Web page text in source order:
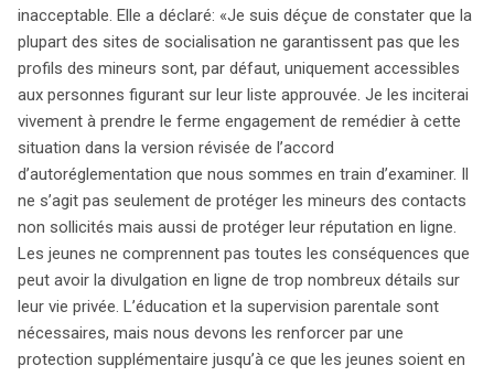
inacceptable. Elle a déclaré: «Je suis déçue de constater que la
plupart des sites de socialisation ne garantissent pas que les
profils des mineurs sont, par défaut, uniquement accessibles
aux personnes figurant sur leur liste approuvée. Je les inciterai
vivement à prendre le ferme engagement de remédier à cette
situation dans la version révisée de l’accord
d’autoréglementation que nous sommes en train d’examiner. Il
ne s’agit pas seulement de protéger les mineurs des contacts
non sollicités mais aussi de protéger leur réputation en ligne.
Les jeunes ne comprennent pas toutes les conséquences que
peut avoir la divulgation en ligne de trop nombreux détails sur
leur vie privée. L’éducation et la supervision parentale sont
nécessaires, mais nous devons les renforcer par une
protection supplémentaire jusqu’à ce que les jeunes soient en